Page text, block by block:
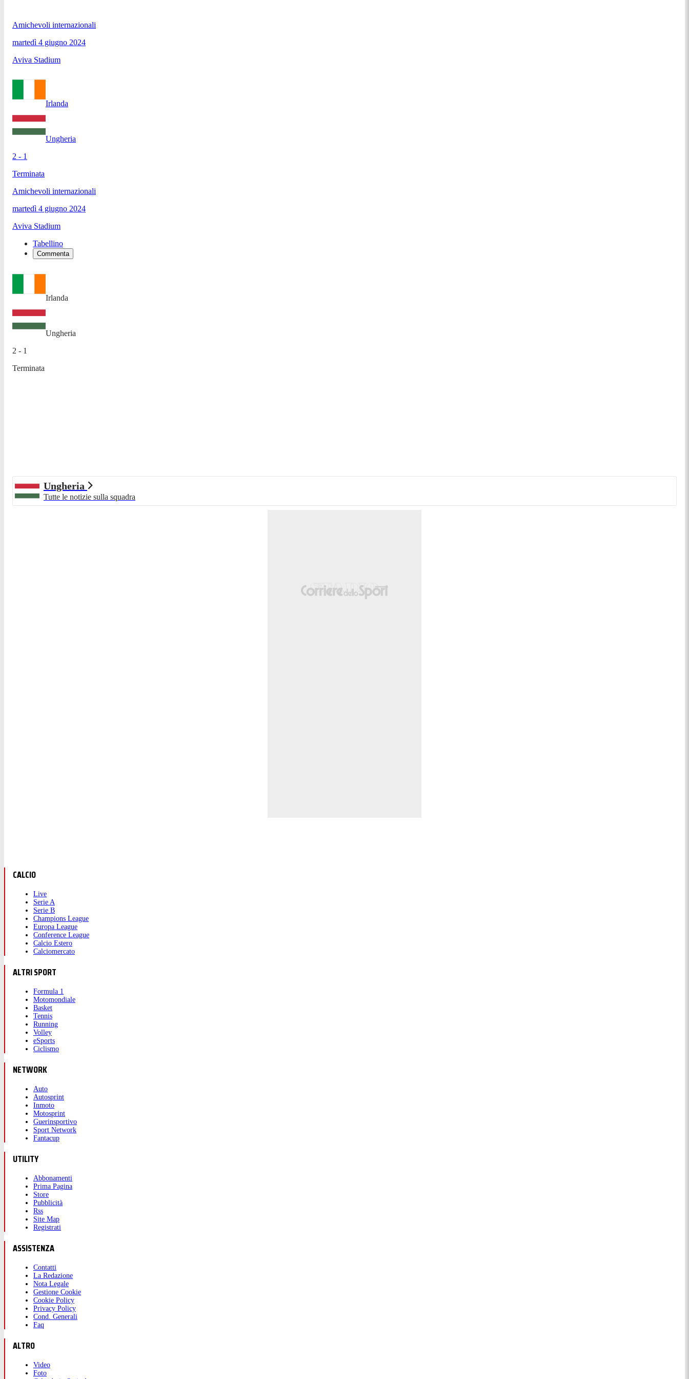
Amichevoli internazionali
martedì 4 giugno 2024
Aviva Stadium
Irlanda
Ungheria
2 - 1
Terminata
Amichevoli internazionali
martedì 4 giugno 2024
Aviva Stadium
Tabellino
Commenta
Irlanda
Ungheria
2 - 1
Terminata
Ungheria
Tutte le notizie sulla squadra
CALCIO
Live
Serie A
Serie B
Champions League
Europa League
Conference League
Calcio Estero
Calciomercato
ALTRI SPORT
Formula 1
Motomondiale
Basket
Tennis
Running
Volley
eSports
Ciclismo
NETWORK
Auto
Autosprint
Inmoto
Motosprint
Guerinsportivo
Sport Network
Fantacup
UTILITY
Abbonamenti
Prima Pagina
Store
Pubblicità
Rss
Site Map
Registrati
ASSISTENZA
Contatti
La Redazione
Nota Legale
Gestione Cookie
Cookie Policy
Privacy Policy
Cond. Generali
Faq
ALTRO
Video
Foto